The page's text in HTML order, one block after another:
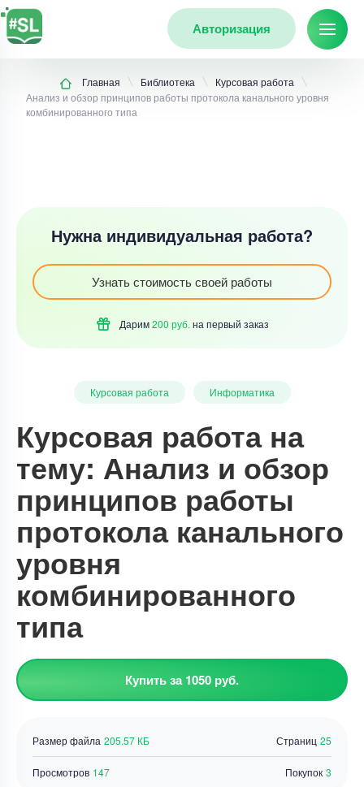
Авторизация
Главная Библиотека
Курсовая работа
Анализ и обзор принципов работы протокола канального уровня
комбинированного типа
Нужна индивидуальная работа?
Узнать стоимость своей работы
Дарим200 руб. на первый заказ
Курсовая работа Информатика
Курсовая работа на
тему: Анализ и обзор
принципов работы
протокола канального
уровня
комбинированного
типа
Купить за 1050 руб.
Страниц 25
Размер файла 205.57 КБ
Просмотров 147 Покупок 3